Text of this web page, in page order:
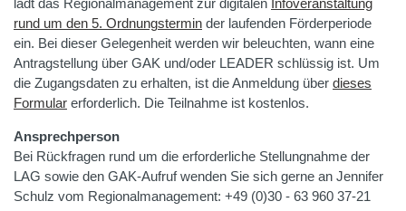
lädt das Regionalmanagement zur digitalen Infoveranstaltung
rund um den 5. Ordnungstermin der laufenden Förderperiode
ein. Bei dieser Gelegenheit werden wir beleuchten, wann eine
Antragstellung über GAK und/oder LEADER schlüssig ist. Um
die Zugangsdaten zu erhalten, ist die Anmeldung über dieses
Formular erforderlich. Die Teilnahme ist kostenlos.
Ansprechperson
Bei Rückfragen rund um die erforderliche Stellungnahme der
LAG sowie den GAK-Aufruf wenden Sie sich gerne an Jennifer
Schulz vom Regionalmanagement: +49 (0)30 - 63 960 37-21